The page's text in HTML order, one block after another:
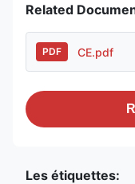
Related
PDF CE.pdf
Les étiquettes: